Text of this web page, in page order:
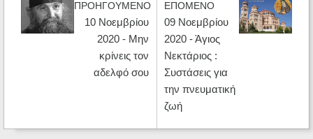
ΠΡΟΗΓΟΥΜΕΝΟ
10 Νοεμβρίου
2020 - Μην
κρίνεις τον
αδελφό σου
ΕΠΟΜΕΝΟ
09 Νοεμβρίου
2020 - Άγιος
Νεκτάριος :
Συστάσεις για
την πνευματική
ζωή